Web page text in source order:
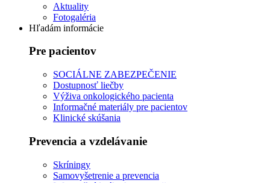
Aktuality
Fotogaléria
Hľadám informácie
Pre pacientov
SOCIÁLNE ZABEZPEČENIE
Dostupnosť liečby
Výživa onkologického pacienta
Informačné materiály pre pacientov
Klinické skúšania
Prevencia a vzdelávanie
Skríningy
Samovyšetrenie a prevencia